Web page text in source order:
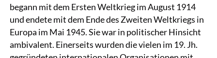
begann mit dem Ersten Weltkrieg im August 1914
und endete mit dem Ende des Zweiten Weltkriegs in
Europa im Mai 1945. Sie war in politischer Hinsicht
ambivalent. Einerseits wurden die vielen im 19. Jh.